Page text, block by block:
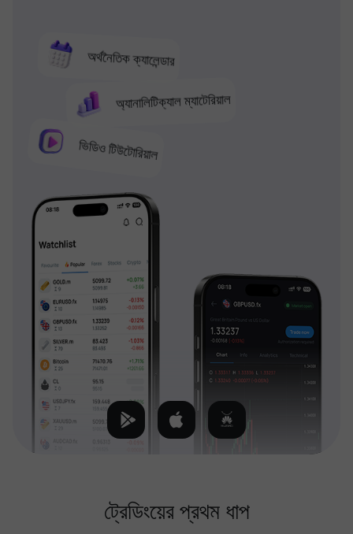
অর্থনৈতিক ক্যালেন্ডার
অ্যানালিটিক্যাল ম্যাটেরিয়াল
ভিডিও টিউটোরিয়াল
ট্রেডিংয়ের প্রথম ধাপ